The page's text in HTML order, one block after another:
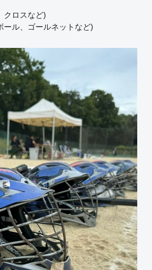
クロスなど)
ール、ゴールネットなど)